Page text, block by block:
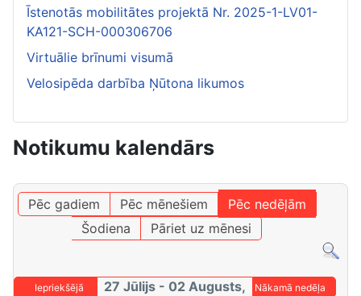
Īstenotās mobilitātes projektā Nr. 2025-1-LV01-
KA121-SCH-000306706
Virtuālie brīnumi visumā
Velosipēda darbība Ņūtona likumos
Notikumu kalendārs
Pēc gadiem Pēc mēnešiem
Pēc nedēļām
Šodiena
Pāriet uz mēnesi
Iepriekšējā
27 Jūlijs - 02 Augusts,
Nākamā nedēļa